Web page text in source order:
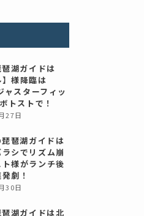
湖ガイドは
】様降臨は
ャスターフィッ
トストで！
27日
琶湖ガイドは
シでリズム崩
様がランチ後
劇！
30日
湖ガイドは北